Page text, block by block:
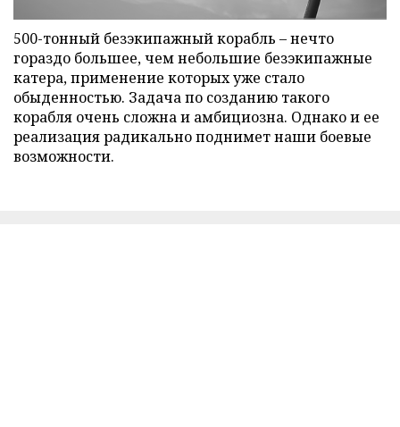
500-тонный безэкипажный корабль – нечто
гораздо большее, чем небольшие безэкипажные
катера, применение которых уже стало
обыденностью. Задача по созданию такого
корабля очень сложна и амбициозна. Однако и ее
реализация радикально поднимет наши боевые
возможности.